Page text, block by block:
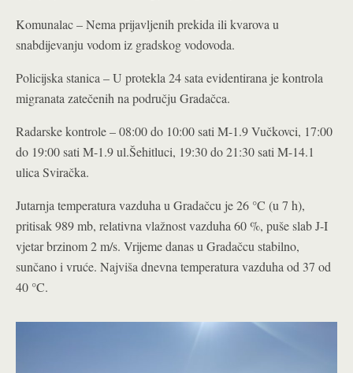
Komunalac – Nema prijavljenih prekida ili kvarova u
snabdijevanju vodom iz gradskog vodovoda.
Policijska stanica – U protekla 24 sata evidentirana je kontrola
migranata zatečenih na području Gradačca.
Radarske kontrole – 08:00 do 10:00 sati M-1.9 Vučkovci, 17:00
do 19:00 sati M-1.9 ul.Šehitluci, 19:30 do 21:30 sati M-14.1
ulica Sviračka.
Jutarnja temperatura vazduha u Gradačcu je 26 °C (u 7 h),
pritisak 989 mb, relativna vlažnost vazduha 60 %, puše slab J-I
vjetar brzinom 2 m/s. Vrijeme danas u Gradačcu stabilno,
sunčano i vruće. Najviša dnevna temperatura vazduha od 37 od
40 °C.